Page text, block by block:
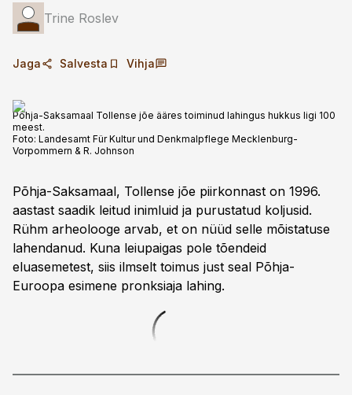
Trine Roslev
Jaga Salvesta Vihja
Põhja-Saksamaal Tollense jõe ääres toiminud lahingus hukkus ligi 100
meest.
Foto: Landesamt Für Kultur und Denkmalpflege Mecklenburg-
Vorpommern & R. Johnson
Põhja-Saksamaal, Tollense jõe piirkonnast on 1996.
aastast saadik leitud inimluid ja purustatud koljusid.
Rühm arheolooge arvab, et on nüüd selle mõistatuse
lahendanud. Kuna leiupaigas pole tõendeid
eluasemetest, siis ilmselt toimus just seal Põhja-
Euroopa esimene pronksiaja lahing.